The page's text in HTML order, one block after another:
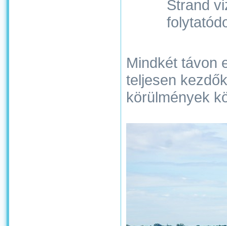
Strand
Mindkét távon
teljesen
körülmények